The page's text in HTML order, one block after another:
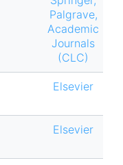
Palgrave,
Academic
Journals
(CLC)
Elsevier
Elsevier